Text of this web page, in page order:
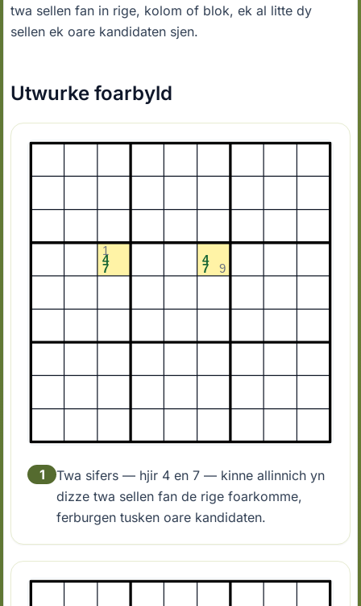
twa sellen fan in rige, kolom of blok, ek al litte dy
sellen ek oare kandidaten sjen.
Utwurke foarbyld
1
Twa sifers — hjir 4 en 7 — kinne allinnich yn
dizze twa sellen fan de rige foarkomme,
ferburgen tusken oare kandidaten.